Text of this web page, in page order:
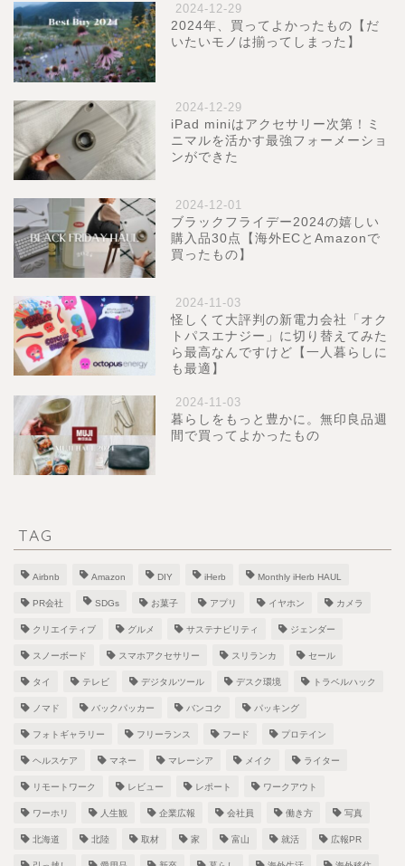
2024-12-29
2024年、買ってよかったもの【だ
いたいモノは揃ってしまった】
2024-12-29
iPad miniはアクセサリー次第！ミ
ニマルを活かす最強フォーメーショ
ンができた
2024-12-01
ブラックフライデー2024の嬉しい
購入品30点【海外ECとAmazonで
買ったもの】
2024-11-03
怪しくて大評判の新電力会社「オク
トパスエナジー」に切り替えてみた
ら最高なんですけど【一人暮らしに
も最適】
2024-11-03
暮らしをもっと豊かに。無印良品週
間で買ってよかったもの
TAG
Airbnb Amazon DIY iHerb Monthly iHerb HAUL
PR会社 SDGs お菓子 アプリ イヤホン カメラ
クリエイティブ グルメ サステナビリティ ジェンダー
スノーボード スマホアクセサリー スリランカ セール
タイ テレビ デジタルツール デスク環境 トラベルハック
ノマド バックパッカー バンコク パッキング
フォトギャラリー フリーランス フード プロテイン
ヘルスケア マネー マレーシア メイク ライター
リモートワーク レビュー レポート ワークアウト
ワーホリ 人生観 企業広報 会社員 働き方 写真
北海道 北陸 取材 家 富山 就活 広報PR